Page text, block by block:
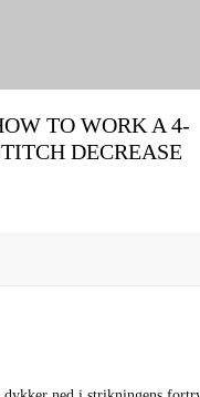
TO WORK A 4-
DECREASE